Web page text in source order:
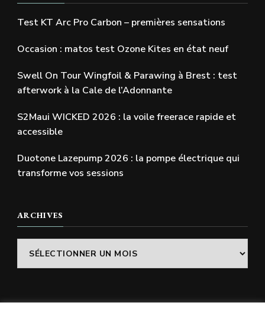
Test KT Arc Pro Carbon – premières sensations
Occasion : matos test Ozone Kites en état neuf
Swell On Tour Wingfoil & Parawing à Brest : test
afterwork à la Cale de l’Adonnante
S2Maui WICKED 2026 : la voile freerace rapide et
accessible
Duotone Lazepump 2026 : la pompe électrique qui
transforme vos sessions
ARCHIVES
Archives